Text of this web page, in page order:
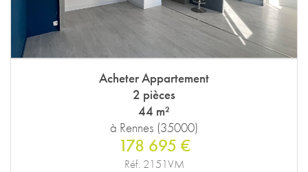
Acheter Appartement
2 pièces
44 m²
à Rennes (35000)
178 695 €
Réf. 2151VM